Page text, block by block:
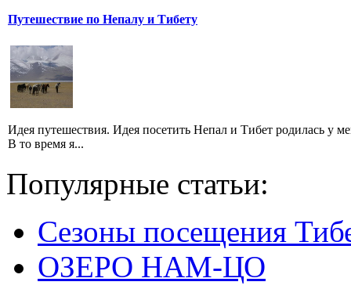
Путешествие по Непалу и Тибету
Идея путешествия. Идея посетить Непал и Тибет родилась у
В то время я...
Популярные статьи:
Сезоны посещения
ОЗЕРО НАМ-ЦО